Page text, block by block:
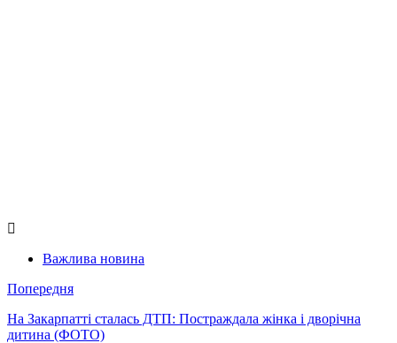
Важлива новина
Попередня
На Закарпатті сталась ДТП: Постраждала жінка і дворічна
дитина (ФОТО)